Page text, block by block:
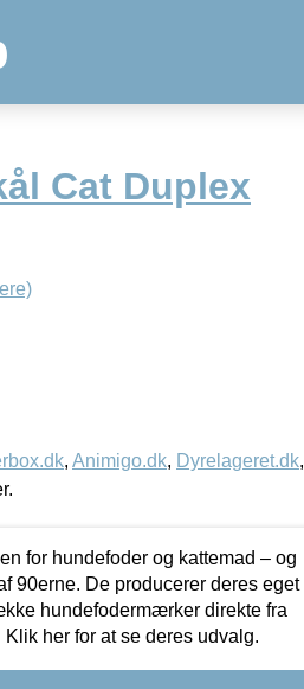
Cat Duplex
, Animigo.dk, Dyrelageret.dk,
for hundefoder og kattemad – og
90erne. De producerer deres eget
hundefodermærker direkte fra
her for at se deres udvalg.